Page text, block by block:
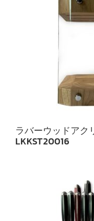
ラバーウッドアク
LKKST20016